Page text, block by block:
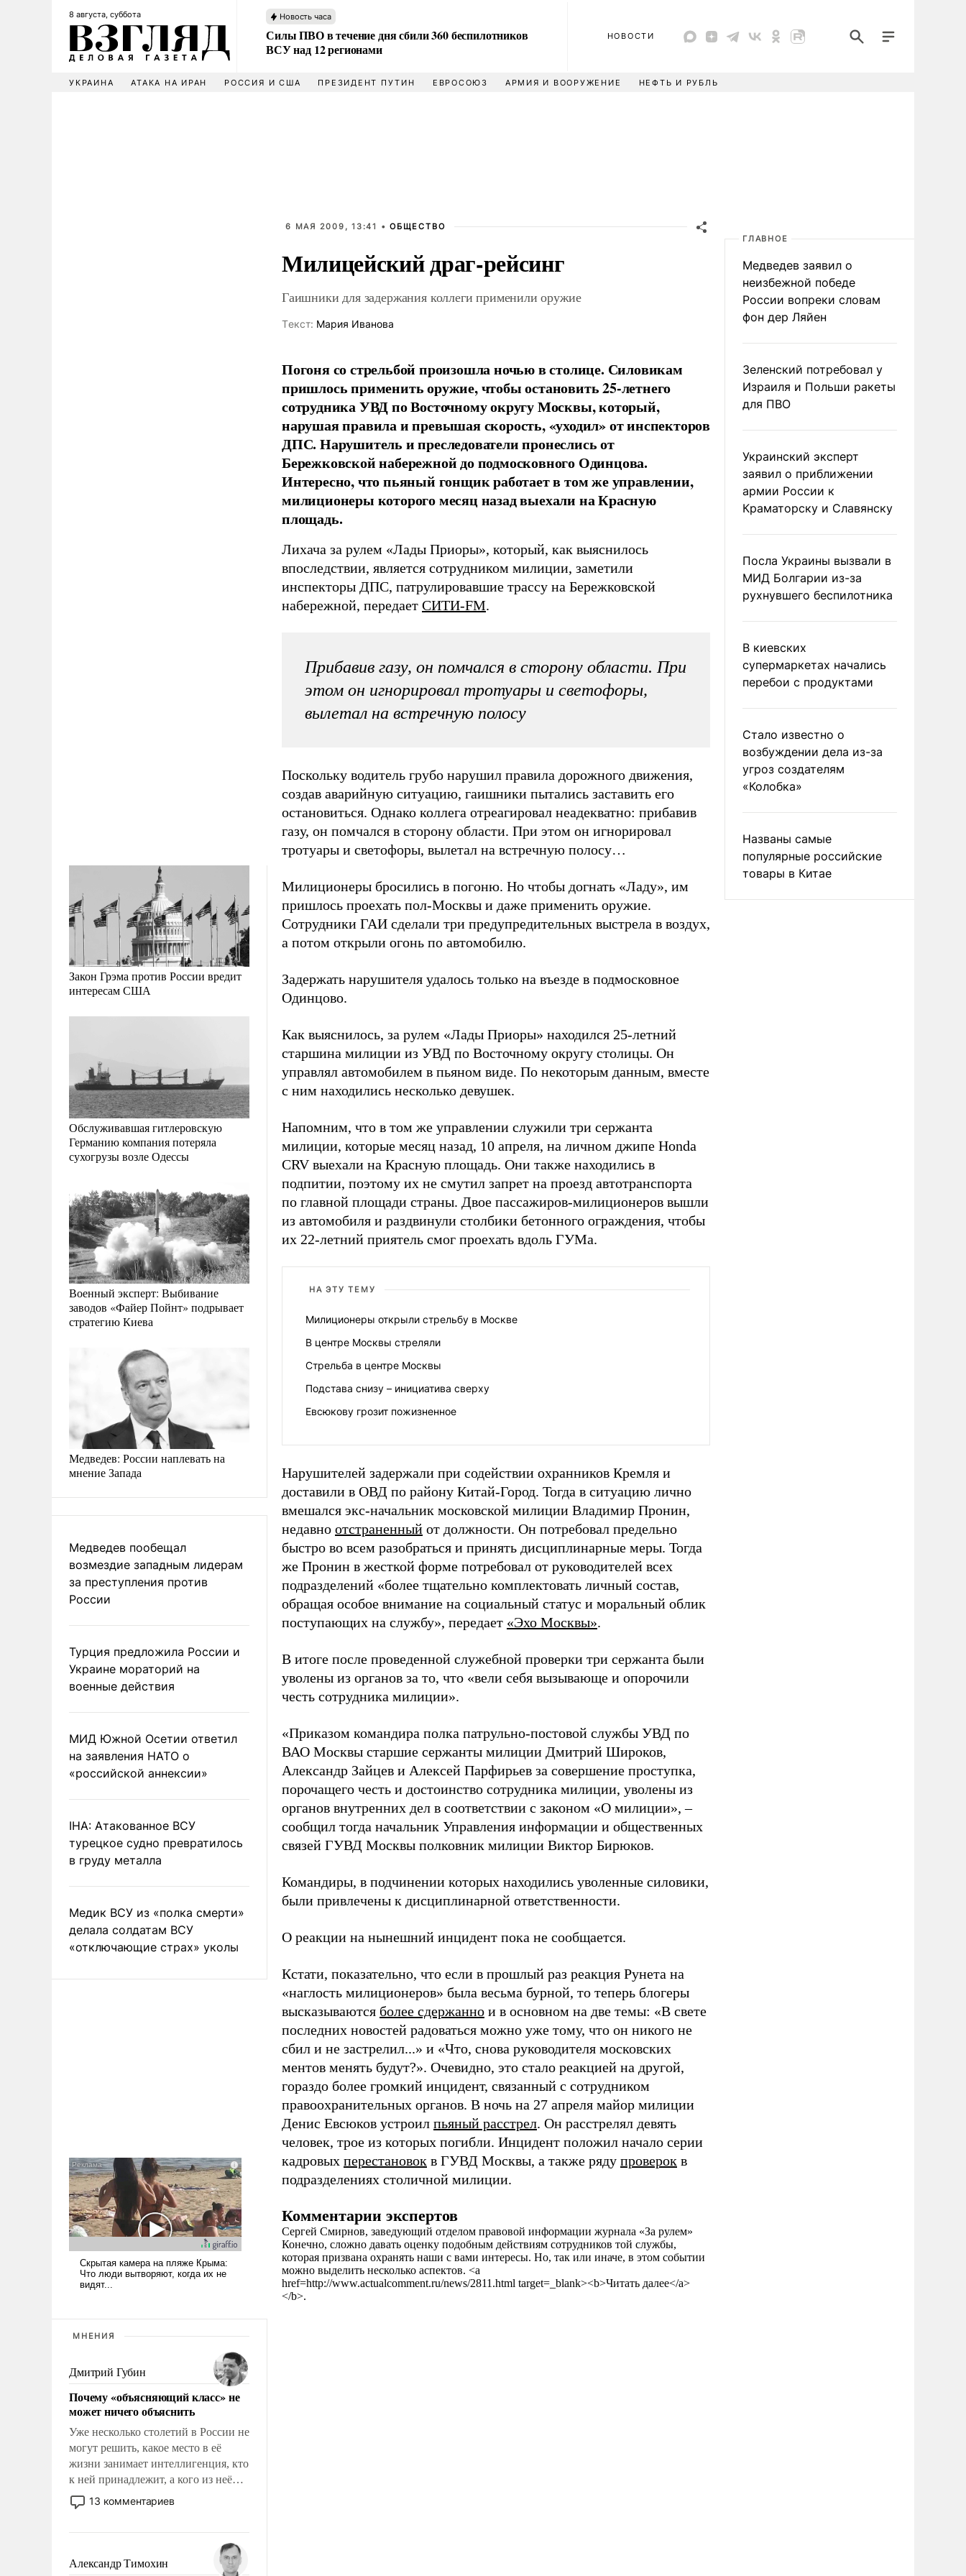
8 августа, суббота Новость часа
Силы ПВО в течение дня сбили 360 беспилотников
ВСУ над 12 регионами
НОВОСТИ
УКРАИНА АТАКА НА ИРАН РОССИЯ И США ПРЕЗИДЕНТ ПУТИН ЕВРОСОЮЗ АРМИЯ И ВООРУЖЕНИЕ НЕФТЬ И РУБЛЬ
Закон Грэма против России вредит
интересам США
Обслуживавшая гитлеровскую
Германию компания потеряла
сухогрузы возле Одессы
Военный эксперт: Выбивание
заводов «Файер Пойнт» подрывает
стратегию Киева
Медведев: России наплевать на
мнение Запада
Медведев пообещал
возмездие западным лидерам
за преступления против
России
Турция предложила России и
Украине мораторий на
военные действия
МИД Южной Осетии ответил
на заявления НАТО о
«российской аннексии»
IHA: Атакованное ВСУ
турецкое судно превратилось
в груду металла
Медик ВСУ из «полка смерти»
делала солдатам ВСУ
«отключающие страх» уколы
МНЕНИЯ
Дмитрий Губин
Почему «объясняющий класс» не
может ничего объяснить
Уже несколько столетий в России не
могут решить, какое место в её
жизни занимает интеллигенция, кто
к ней принадлежит, а кого из неё
исключили с правом
восстановления и без оного. И чем
казалось, что эти вопросы решены
13 комментариев
Александр Тимохин
6 МАЯ 2009, 13:41 •ОБЩЕСТВО
Милицейский драг-рейсинг
Гаишники для задержания коллеги применили оружие
Tекст: Мария Иванова
Погоня со стрельбой произошла ночью в столице. Силовикам
пришлось применить оружие, чтобы остановить 25-летнего
сотрудника УВД по Восточному округу Москвы, который,
нарушая правила и превышая скорость, «уходил» от инспекторов
ДПС. Нарушитель и преследователи пронеслись от
Бережковской набережной до подмосковного Одинцова.
Интересно, что пьяный гонщик работает в том же управлении,
милиционеры которого месяц назад выехали на Красную
площадь.
Лихача за рулем «Лады Приоры», который, как выяснилось
впоследствии, является сотрудником милиции, заметили
инспекторы ДПС, патрулировавшие трассу на Бережковской
набережной, передает СИТИ-FM.
Прибавив газу, он помчался в сторону области. При
этом он игнорировал тротуары и светофоры,
вылетал на встречную полосу
Поскольку водитель грубо нарушил правила дорожного движения,
создав аварийную ситуацию, гаишники пытались заставить его
остановиться. Однако коллега отреагировал неадекватно: прибавив
газу, он помчался в сторону области. При этом он игнорировал
тротуары и светофоры, вылетал на встречную полосу…
Милиционеры бросились в погоню. Но чтобы догнать «Ладу», им
пришлось проехать пол-Москвы и даже применить оружие.
Сотрудники ГАИ сделали три предупредительных выстрела в воздух,
а потом открыли огонь по автомобилю.
Задержать нарушителя удалось только на въезде в подмосковное
Одинцово.
Как выяснилось, за рулем «Лады Приоры» находился 25-летний
старшина милиции из УВД по Восточному округу столицы. Он
управлял автомобилем в пьяном виде. По некоторым данным, вместе
с ним находились несколько девушек.
Напомним, что в том же управлении служили три сержанта
милиции, которые месяц назад, 10 апреля, на личном джипе Honda
CRV выехали на Красную площадь. Они также находились в
подпитии, поэтому их не смутил запрет на проезд автотранспорта
по главной площади страны. Двое пассажиров-милиционеров вышли
из автомобиля и раздвинули столбики бетонного ограждения, чтобы
их 22-летний приятель смог проехать вдоль ГУМа.
НА ЭТУ ТЕМУ
Милиционеры открыли стрельбу в Москве
В центре Москвы стреляли
Стрельба в центре Москвы
Подстава снизу – инициатива сверху
Евсюкову грозит пожизненное
Нарушителей задержали при содействии охранников Кремля и
доставили в ОВД по району Китай-Город. Тогда в ситуацию лично
вмешался экс-начальник московской милиции Владимир Пронин,
недавно отстраненный от должности. Он потребовал предельно
быстро во всем разобраться и принять дисциплинарные меры. Тогда
же Пронин в жесткой форме потребовал от руководителей всех
подразделений «более тщательно комплектовать личный состав,
обращая особое внимание на социальный статус и моральный облик
поступающих на службу», передает «Эхо Москвы».
В итоге после проведенной служебной проверки три сержанта были
уволены из органов за то, что «вели себя вызывающе и опорочили
честь сотрудника милиции».
«Приказом командира полка патрульно-постовой службы УВД по
ВАО Москвы старшие сержанты милиции Дмитрий Широков,
Александр Зайцев и Алексей Парфирьев за совершение проступка,
порочащего честь и достоинство сотрудника милиции, уволены из
органов внутренних дел в соответствии с законом «О милиции», –
сообщил тогда начальник Управления информации и общественных
связей ГУВД Москвы полковник милиции Виктор Бирюков.
Командиры, в подчинении которых находились уволенные силовики,
были привлечены к дисциплинарной ответственности.
О реакции на нынешний инцидент пока не сообщается.
Кстати, показательно, что если в прошлый раз реакция Рунета на
«наглость милиционеров» была весьма бурной, то теперь блогеры
высказываются более сдержанно и в основном на две темы: «В свете
последних новостей радоваться можно уже тому, что он никого не
сбил и не застрелил...» и «Что, снова руководителя московских
ментов менять будут?». Очевидно, это стало реакцией на другой,
гораздо более громкий инцидент, связанный с сотрудником
правоохранительных органов. В ночь на 27 апреля майор милиции
Денис Евсюков устроил пьяный расстрел. Он расстрелял девять
человек, трое из которых погибли. Инцидент положил начало серии
кадровых перестановок в ГУВД Москвы, а также ряду проверок в
подразделениях столичной милиции.
Комментарии экспертов
Сергей Смирнов, заведующий отделом правовой информации журнала «За рулем»
Конечно, сложно давать оценку подобным действиям сотрудников той службы,
которая призвана охранять наши с вами интересы. Но, так или иначе, в этом событии
можно выделить несколько аспектов. <a
href=http://www.actualcomment.ru/news/2811.html target=_blank><b>Читать далее</a>
</b>.
ГЛАВНОЕ
Медведев заявил о
неизбежной победе
России вопреки словам
фон дер Ляйен
Зеленский потребовал у
Израиля и Польши ракеты
для ПВО
Украинский эксперт
заявил о приближении
армии России к
Краматорску и Славянску
Посла Украины вызвали в
МИД Болгарии из-за
рухнувшего беспилотника
В киевских
супермаркетах начались
перебои с продуктами
Стало известно о
возбуждении дела из-за
угроз создателям
«Колобка»
Названы самые
популярные российские
товары в Китае